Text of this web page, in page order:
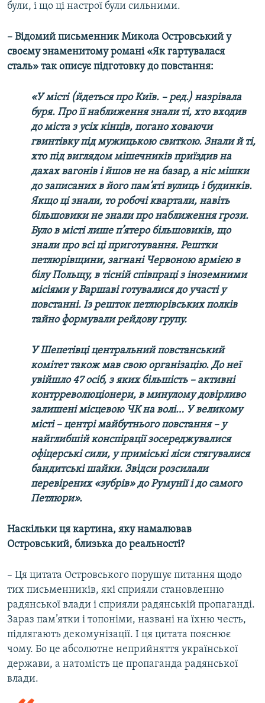
були, і що ці настрої були сильними.
– Відомий письменник Микола Островський у
своєму знаменитому романі «Як гартувалася
сталь» так описує підготовку до повстання:
«У місті (йдеться про Київ. – ред.) назрівала
буря. Про її наближення знали ті, хто входив
до міста з усіх кінців, погано ховаючи
гвинтівку під мужицькою свиткою. Знали й ті,
хто під виглядом мішечників приїздив на
дахах вагонів і йшов не на базар, а ніс мішки
до записаних в його пам’яті вулиць і будинків.
Якщо ці знали, то робочі квартали, навіть
більшовики не знали про наближення грози.
Було в місті лише п’ятеро більшовиків, що
знали про всі ці приготування. Рештки
петлюрівщини, загнані Червоною армією в
білу Польщу, в тісній співпраці з іноземними
місіями у Варшаві готувалися до участі у
повстанні. Із решток петлюрівських полків
тайно формували рейдову групу.
У Шепетівці центральний повстанський
комітет також мав свою організацію. До неї
увійшло 47 осіб, з яких більшість – активні
контрреволюціонери, в минулому довірливо
залишені місцевою ЧК на волі… У великому
місті – центрі майбутнього повстання – у
найглибшій конспірації зосереджувалися
офіцерські сили, у приміські ліси стягувалися
бандитські шайки. Звідси розсилали
перевірених «зубрів» до Румунії і до самого
Петлюри».
Наскільки ця картина, яку намалював
Островський, близька до реальності?
– Ця цитата Островського порушує питання щодо
тих письменників, які сприяли становленню
радянської влади і сприяли радянській пропаганді.
Зараз пам’ятки і топоніми, названі на їхню честь,
підлягають декомунізації. І ця цитата пояснює
чому. Бо це абсолютне неприйняття української
держави, а натомість це пропаганда радянської
влади.